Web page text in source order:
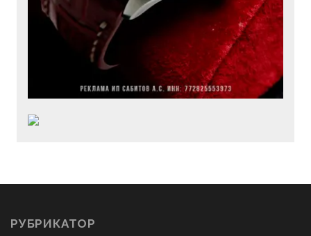
РУБРИКАТОР